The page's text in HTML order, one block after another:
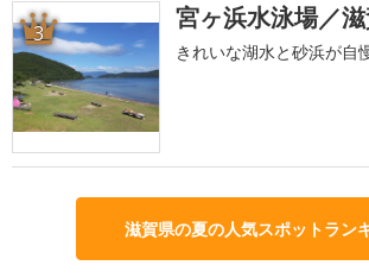
3 宮ヶ浜水泳場／
きれいな湖水と砂浜が自
滋賀県の夏の人気スポットラン